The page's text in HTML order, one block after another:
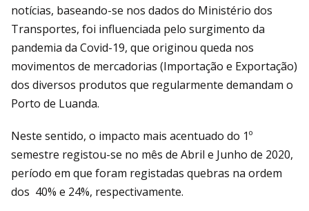
notícias, baseando-se nos dados do Ministério dos
Transportes, foi influenciada pelo surgimento da
pandemia da Covid-19, que originou queda nos
movimentos de mercadorias (Importação e Exportação)
dos diversos produtos que regularmente demandam o
Porto de Luanda.
Neste sentido, o impacto mais acentuado do 1º
semestre registou-se no mês de Abril e Junho de 2020,
período em que foram registadas quebras na ordem
dos 40% e 24%, respectivamente.